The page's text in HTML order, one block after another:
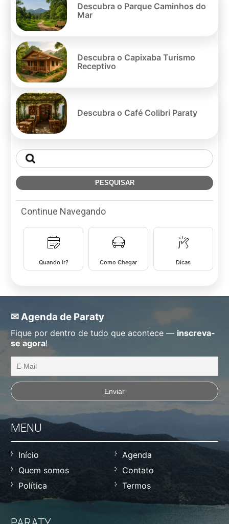
Descubra o Parque Caminhos do
Mar
Descubra o Capixaba Turismo
Receptivo
Descubra o Café Colibri Paraty
Continue Navegando
Quando ir? Como Chegar Dicas
✉ Agenda de Paraty
Fique por dentro de tudo que acontece — inscreva-
se agora!
MENU
Início
Agenda
Quem somos
Contato
Política
Termos